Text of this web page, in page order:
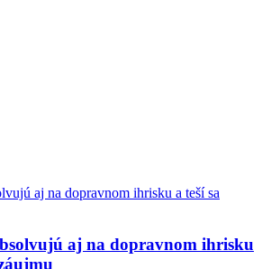
aj na dopravnom ihrisku